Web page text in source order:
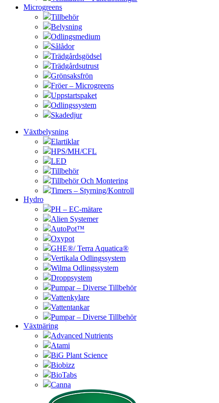
Microgreens
Tillbehör
Belysning
Odlingsmedium
Sålådor
Trädgårdsgödsel
Trädgårdsutrust
Grönsaksfrön
Fröer – Microgreens
Uppstartspaket
Odlingssystem
Skadedjur
Växtbelysning
Elartiklar
HPS/MH/CFL
LED
Tillbehör
Tillbehör Och Montering
Timers – Styrning/Kontroll
Hydro
PH – EC-mätare
Alien Systemer
AutoPot™
Oxypot
GHE®/ Terra Aquatica®
Vertikala Odlingssystem
Wilma Odlingssystem
Droppsystem
Pumpar – Diverse Tillbehör
Vattenkylare
Vattentankar
Pumpar – Diverse Tillbehör
Växtnäring
Advanced Nutrients
Atami
BiG Plant Science
Biobizz
BioTabs
Canna